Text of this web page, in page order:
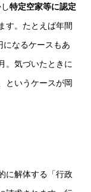
特定空家等に認定
す。たとえば年間
になるケースもあ
。気づいたときに
というケースが岡
に解体する「行政